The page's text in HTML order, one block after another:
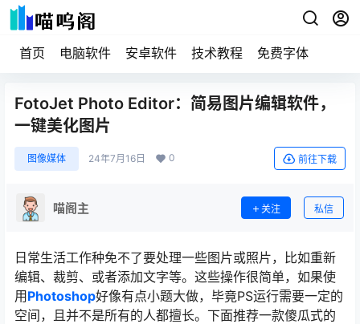
首页 电脑软件 安卓软件 技术教程 免费字体
FotoJet Photo Editor：简易图片编辑软件，
一键美化图片
图像媒体 24年7月16日 0 前往下载
喵阁主 关注 私信
日常生活工作种免不了要处理一些图片或照片，比如重新
编辑、裁剪、或者添加文字等。这些操作很简单，如果使
用 Photoshop好像有点小题大做，毕竟PS运行需要一定的
空间，且并不是所有的人都擅长。下面推荐一款傻瓜式的